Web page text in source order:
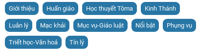
Giới thiệu Huấn giáo Học thuyết Tôma Kinh Thánh
Luân lý Mạc khải Mục vụ-Giáo luật Nổi bật Phụng vụ
Triết học-Văn hoá Tín lý